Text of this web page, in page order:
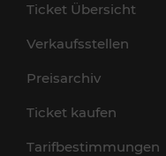
Ticket Übersicht
Verkaufsstellen
Preisarchiv
Ticket kaufen
Tarifbestimmungen